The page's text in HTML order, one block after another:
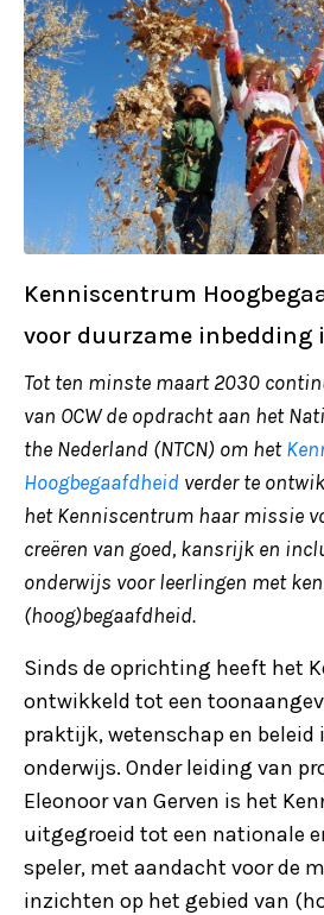
Kenniscentrum
voor duurzame inbedding
Tot ten minste maart 2030
van OCW de opdracht aan het
the Nederland (NTCN) om het
Hoogbegaafdheid verder te
het Kenniscentrum haar missie
creëren van goed, kansrijk en
onderwijs voor leerlingen met
(hoog)begaafdheid.
Sinds de oprichting heeft het
ontwikkeld tot een
praktijk, wetenschap en beleid
onderwijs. Onder leiding van
Eleonoor van Gerven is het
uitgegroeid tot een nationale
speler, met aandacht voor de
inzichten op het gebied van